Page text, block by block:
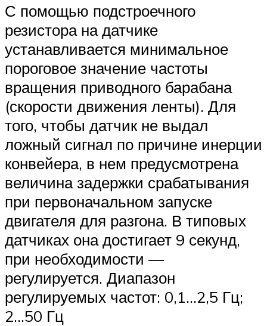
С помощью подстроечного
резистора на датчике
устанавливается минимальное
пороговое значение частоты
вращения приводного барабана
(скорости движения ленты). Для
того, чтобы датчик не выдал
ложный сигнал по причине инерции
конвейера, в нем предусмотрена
величина задержки срабатывания
при первоначальном запуске
двигателя для разгона. В типовых
датчиках она достигает 9 секунд,
при необходимости —
регулируется. Диапазон
регулируемых частот: 0,1…2,5 Гц;
2…50 Гц